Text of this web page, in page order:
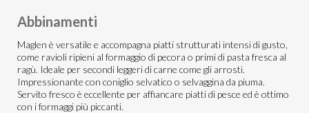
Abbinamenti
Maglen è versatile e accompagna piatti strutturati intensi di gusto,
come ravioli ripieni al formaggio di pecora o primi di pasta fresca al
ragù. Ideale per secondi leggeri di carne come gli arrosti.
Impressionante con coniglio selvatico o selvaggina da piuma.
Servito fresco è eccellente per affiancare piatti di pesce ed è ottimo
con i formaggi più piccanti.